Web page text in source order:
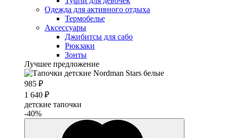
Одежда для активного отдыха
Термобелье
Аксессуары
Джибитсы для сабо
Рюкзаки
Зонты
Лучшее предложение
985 ₽
1 640 ₽
детские тапочки
-40%